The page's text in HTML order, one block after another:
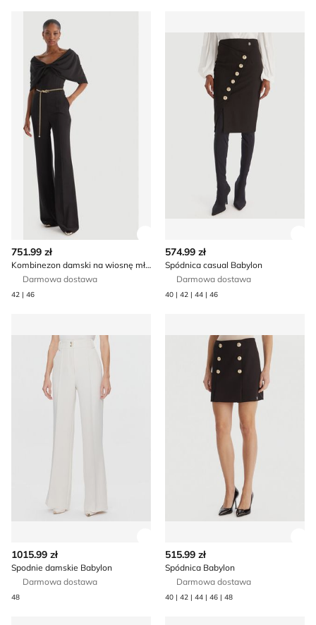
Kombinezon damski na wiosnę młodzieżowy Babylon
751.99 zł
Kombinezon damski na wiosnę młodzieżowy Babylon
Darmowa dostawa
42 | 46
574.99 zł
Spódnica casual Babylon
Darmowa dostawa
40 | 42 | 44 | 46
1015.99 zł
Spodnie damskie Babylon
Darmowa dostawa
48
515.99 zł
Spódnica Babylon
Darmowa dostawa
40 | 42 | 44 | 46 | 48